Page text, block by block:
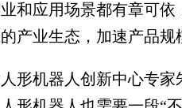
和应用场景都有章可
产业生态，加速产品规
机器人创新中心专家